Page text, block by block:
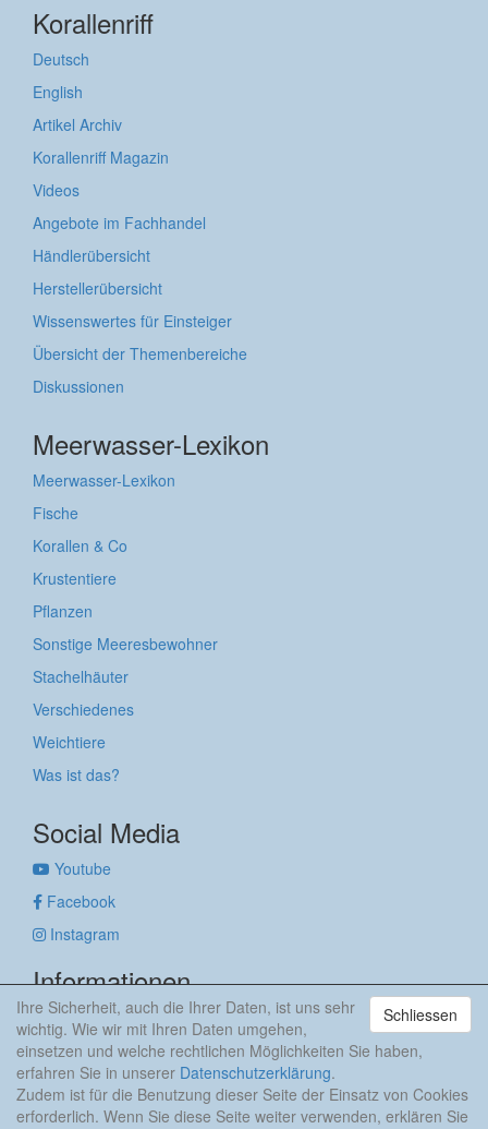
Korallenriff
Deutsch
English
Artikel Archiv
Korallenriff Magazin
Videos
Angebote im Fachhandel
Händlerübersicht
Herstellerübersicht
Wissenswertes für Einsteiger
Übersicht der Themenbereiche
Diskussionen
Meerwasser-Lexikon
Meerwasser-Lexikon
Fische
Korallen & Co
Krustentiere
Pflanzen
Sonstige Meeresbewohner
Stachelhäuter
Verschiedenes
Weichtiere
Was ist das?
Social Media
Youtube
Facebook
Instagram
Informationen
Impressum
Datenschutzerklärung
anker & meehr
Schliessen
Ihre Sicherheit, auch die Ihrer Daten, ist uns sehr
wichtig. Wie wir mit Ihren Daten umgehen,
einsetzen und welche rechtlichen Möglichkeiten Sie haben,
erfahren Sie in unserer Datenschutzerklärung.
Zudem ist für die Benutzung dieser Seite der Einsatz von Cookies
erforderlich. Wenn Sie diese Seite weiter verwenden, erklären Sie